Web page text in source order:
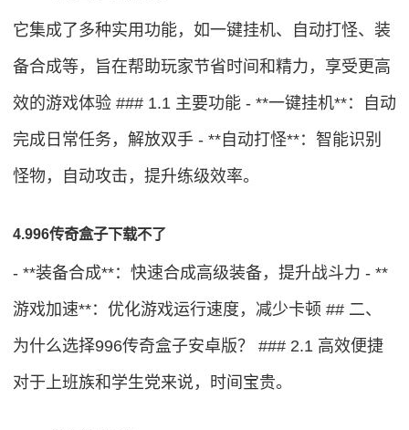
它集成了多种实用功能，如一键挂机、自动打怪、装
备合成等，旨在帮助玩家节省时间和精力，享受更高
效的游戏体验 ### 1.1 主要功能 - **一键挂机**：自动
完成日常任务，解放双手 - **自动打怪**：智能识别
怪物，自动攻击，提升练级效率。
4.996传奇盒子下载不了
- **装备合成**：快速合成高级装备，提升战斗力 - **
游戏加速**：优化游戏运行速度，减少卡顿 ## 二、
为什么选择996传奇盒子安卓版？ ### 2.1 高效便捷
对于上班族和学生党来说，时间宝贵。